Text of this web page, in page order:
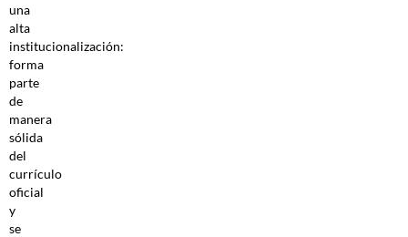
una
alta
institucionalización:
forma
parte
de
manera
sólida
del
currículo
oficial
y
se